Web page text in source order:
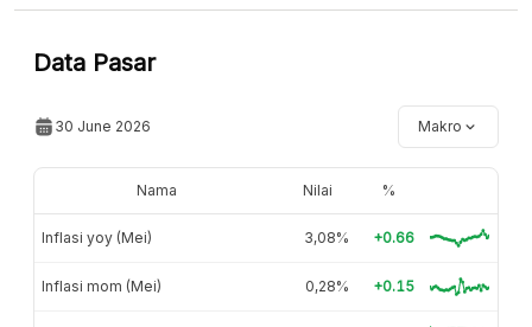
Data Pasar
30 June 2026 Makro
Nama Nilai %
Inflasi yoy (Mei) 3,08% +0.66
Inflasi mom (Mei) 0,28% +0.15